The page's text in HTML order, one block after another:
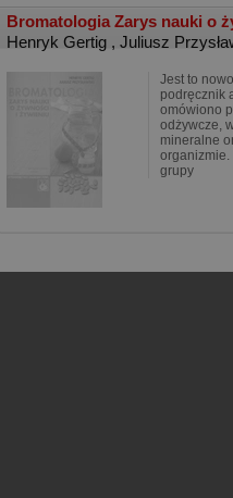
Bromatologia Zarys nauki o
Henryk Gertig , Juliusz
Jest to
podręcznik
omówiono
odżywcze,
mineralne
organizmie.
grupy